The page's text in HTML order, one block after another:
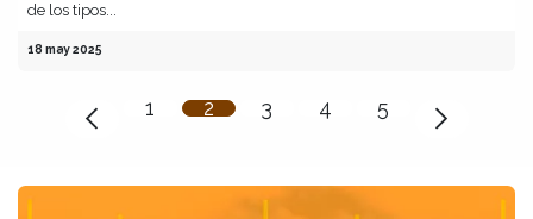
de los tipos...
18 may 2025
1 2 3 4 5